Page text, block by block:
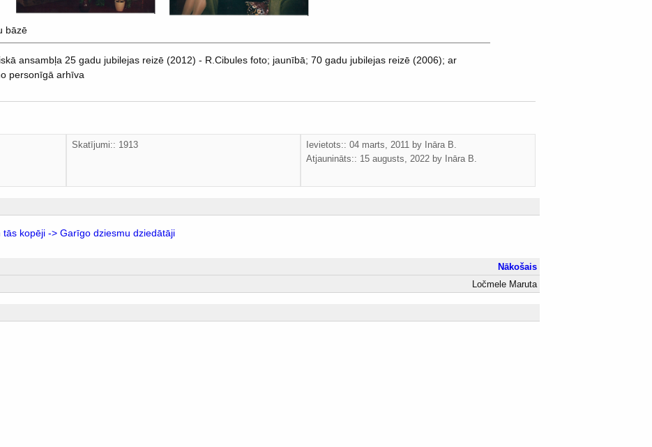
bāzē
ansambļa 25 gadu jubilejas reizē (2012) - R.Cibules foto; jaunībā; 70 gadu jubilejas reizē (2006); ar
personīgā arhīva
Skatījumi:: 1913 Ievietots:: 04 marts, 2011 by Ināra B.
Atjaunināts:: 15 augusts, 2022 by Ināra B.
kopēji -> Garīgo dziesmu dziedātāji
Nākošais
Ločmele Maruta